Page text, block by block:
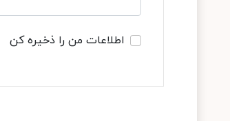
اطلاعات من را ذخیره کن